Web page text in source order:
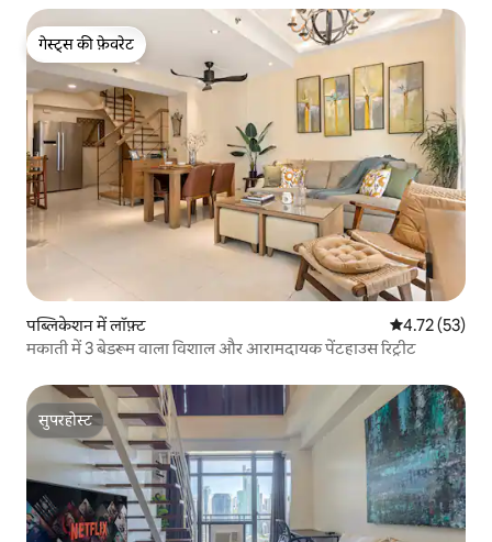
गेस्ट्स की फ़ेवरेट
गेस्ट्स की फ़ेवरेट
पब्लिकेशन में लॉफ़्ट औसत रेटिंग 5 में
4.72 (53)
मकाती में 3 बेडरूम वाला विशाल और आरामदायक पेंटहाउस रिट्रीट
सुपरहोस्ट
सुपरहोस्ट